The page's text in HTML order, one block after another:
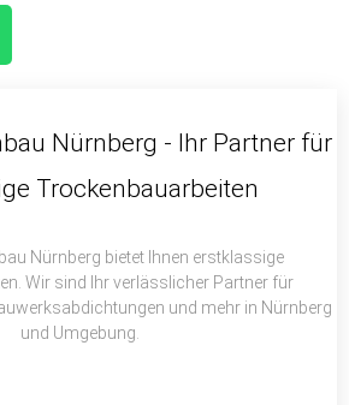
Nürnberg - Ihr Partner für
Trockenbauarbeiten
Nürnberg bietet Ihnen erstklassige
Wir sind Ihr verlässlicher Partner für
und mehr in Nürnberg
und Umgebung.